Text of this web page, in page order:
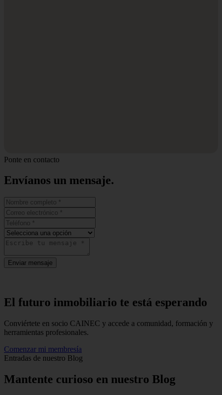
Ponte en contacto
Envíanos un mensaje.
Enviar mensaje
El futuro inmobiliario te está esperando
Conviértete en socio CAINEC y accede a comunidad, formación y
herramientas profesionales.
Comenzar mi membresía
Entradas de nuestro Blog
Mantente curioso en nuestro Blog